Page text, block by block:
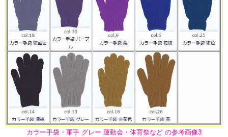
カラー手袋・軍手 グレー 運動会・体育祭など の参考画像3